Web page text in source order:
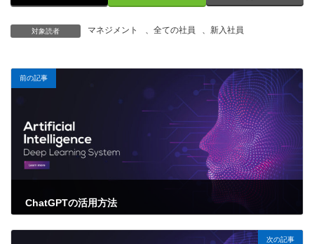
対象読者 マネジメント 、 全ての社員 、新入社員
前の記事
ChatGPTの活用方法
2023年1月28日
次の記事